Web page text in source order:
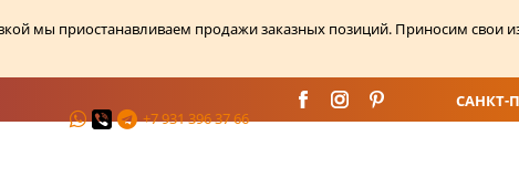
мы приостанавливаем продажи заказных позиций. Приносим свои
+7 931 396 37 66
САНКТ-